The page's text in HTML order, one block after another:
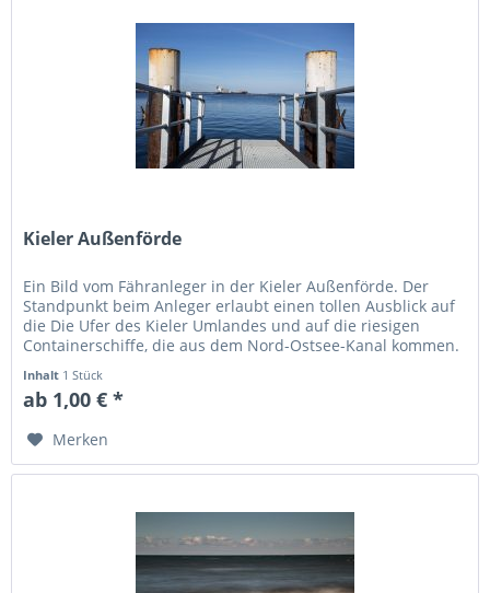
Kieler Außenförde
Ein Bild vom Fähranleger in der Kieler Außenförde. Der
Standpunkt beim Anleger erlaubt einen tollen Ausblick auf
die Die Ufer des Kieler Umlandes und auf die riesigen
Containerschiffe, die aus dem Nord-Ostsee-Kanal kommen.
Inhalt 1 Stück
ab 1,00 € *
Merken